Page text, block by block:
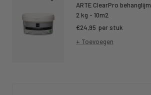
ARTE ClearPro behanglijm
2 kg - 10m2
Kortings
prijs
€24,95 per stuk
+ Toevoegen